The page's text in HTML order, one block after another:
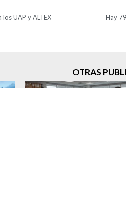
los UAP y ALTEX
OTRAS